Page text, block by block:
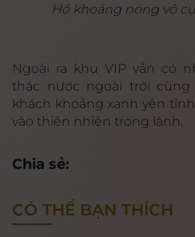
Hồ khoáng nóng vô
Ngoài ra khu VIP vẫn có
thác nước ngoài trời
khách khoảng xanh yên
vào thiên nhiên trong lành.
Chia sẻ:
CÓ THỂ BẠN THÍCH